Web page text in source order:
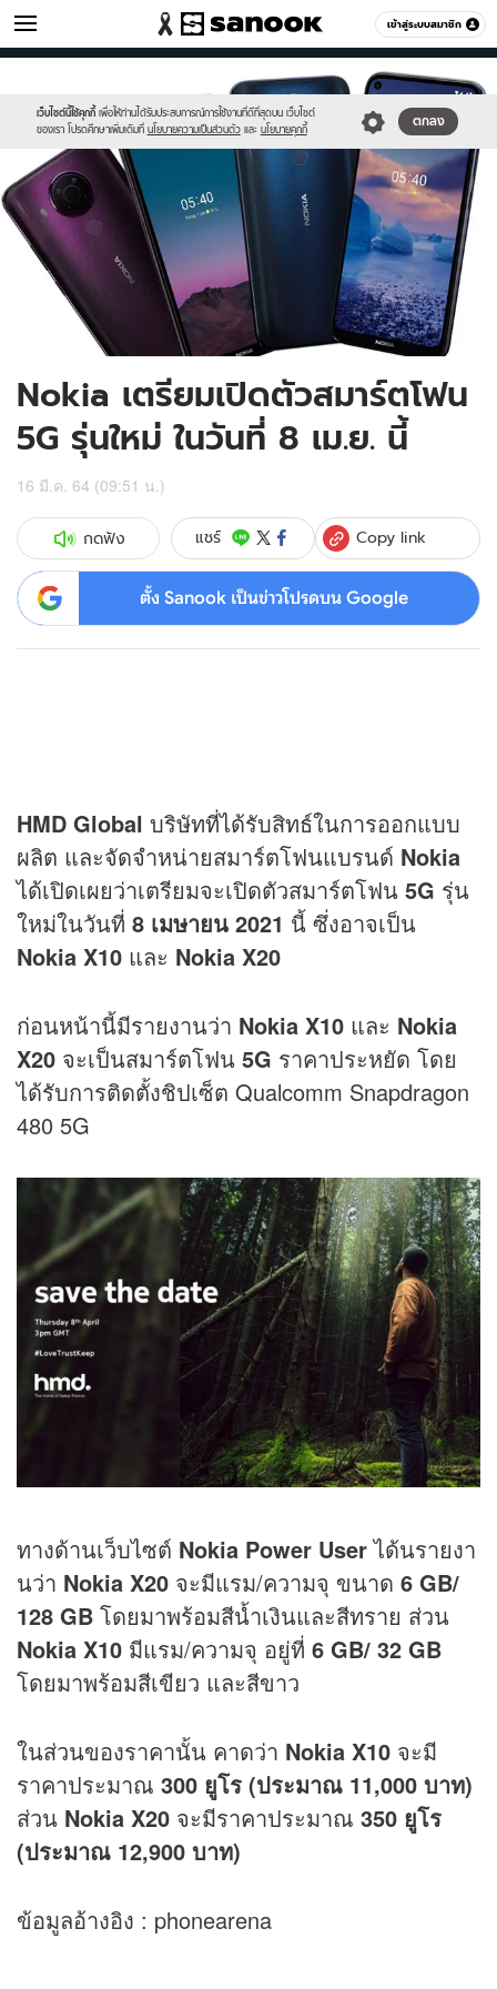
เข้าสู่ระบบสมาชิก
ไอที หมวดอื่นๆ
เว็บไซต์นี้ใช้คุกกี้ เพื่อให้ท่านได้รับประสบการณ์การใช้งานที่ดีที่สุดบน เว็บไซต์
ของเรา โปรดศึกษาเพิ่มเติมที่ นโยบายความเป็นส่วนตัว และ นโยบายคุกกี้
ตกลง
sanook.png
Nokia เตรียมเปิดตัวสมาร์ตโฟน
5G รุ่นใหม่ ในวันที่ 8 เม.ย. นี้
16 มี.ค. 64 (09:51 น.)
กดฟัง แชร์ Copy link
ตั้ง Sanook เป็นข่าวโปรดบน Google
HMD Global บริษัทที่ได้รับสิทธ์ในการออกแบบ
ผลิต และจัดจำหน่ายสมาร์ตโฟนแบรนด์ Nokia
ได้เปิดเผยว่าเตรียมจะเปิดตัวสมาร์ตโฟน 5G รุ่น
ใหม่ในวันที่ 8 เมษายน 2021 นี้ ซึ่งอาจเป็น
Nokia X10 และ Nokia X20
ก่อนหน้านี้มีรายงานว่า Nokia X10 และ Nokia
X20 จะเป็นสมาร์ตโฟน 5G ราคาประหยัด โดย
ได้รับการติดตั้งชิปเซ็ต Qualcomm Snapdragon
480 5G
ทางด้านเว็บไซต์ Nokia Power Userได้นรายงา
นว่า Nokia X20 จะมีแรม/ความจุ ขนาด 6 GB/
128 GB โดยมาพร้อมสีน้ำเงินและสีทราย ส่วน
Nokia X10 มีแรม/ความจุ อยู่ที่ 6 GB/ 32 GB
โดยมาพร้อมสีเขียว และสีขาว
ในส่วนของราคานั้น คาดว่า Nokia X10 จะมี
ราคาประมาณ 300 ยูโร (ประมาณ 11,000 บาท)
ส่วน Nokia X20 จะมีราคาประมาณ 350 ยูโร
(ประมาณ 12,900 บาท)
ข้อมูลอ้างอิง : phonearena